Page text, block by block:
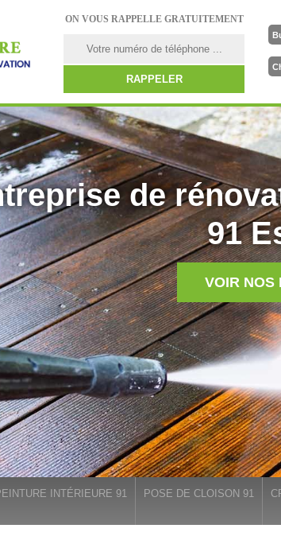
ON VOUS RAPPELLE GRATUITEMENT
de
91
VOIR NOS
INTÉRIEURE 91 POSE DE CLOISON 91